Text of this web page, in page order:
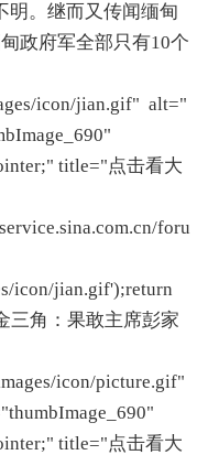
明。继而又传闻缅甸
政府军全部只有10个
icon/jian.gif" alt="
title="点击看大
foru
icon/jian.gif');return
三角：果敢主席彭家
icon/picture.gif"
title="点击看大